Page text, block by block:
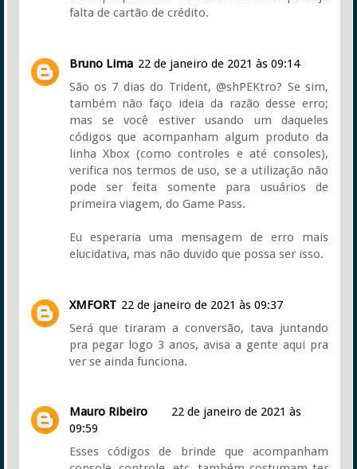
falta de cartão de crédito.
Bruno Lima 22 de janeiro de 2021 às 09:14
São os 7 dias do Trident, @shPEKtro? Se sim,
também não faço ideia da razão desse erro;
mas se você estiver usando um daqueles
códigos que acompanham algum produto da
linha Xbox (como controles e até consoles),
verifica nos termos de uso, se a utilização não
pode ser feita somente para usuários de
primeira viagem, do Game Pass.
Eu esperaria uma mensagem de erro mais
elucidativa, mas não duvido que possa ser isso.
XMFORT 22 de janeiro de 2021 às 09:37
Será que tiraram a conversão, tava juntando
pra pegar logo 3 anos, avisa a gente aqui pra
ver se ainda funciona.
Mauro Ribeiro
22 de janeiro de 2021 às
09:59
Esses códigos de brinde que acompanham